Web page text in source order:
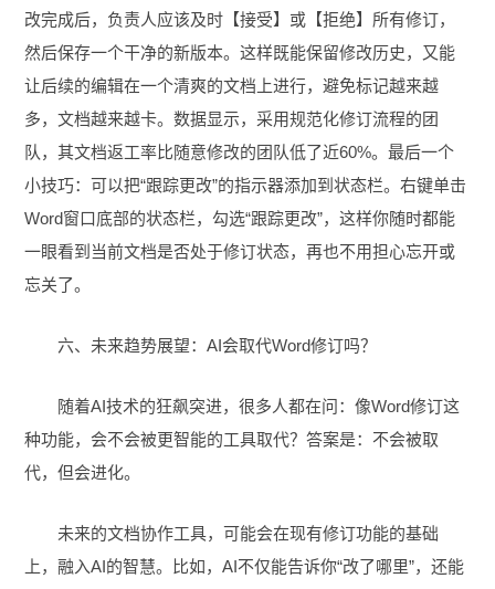
改完成后，负责人应该及时【接受】或【拒绝】所有修订，
然后保存一个干净的新版本。这样既能保留修改历史，又能
让后续的编辑在一个清爽的文档上进行，避免标记越来越
多，文档越来越卡。数据显示，采用规范化修订流程的团
队，其文档返工率比随意修改的团队低了近60%。最后一个
小技巧：可以把“跟踪更改”的指示器添加到状态栏。右键单击
Word窗口底部的状态栏，勾选“跟踪更改”，这样你随时都能
一眼看到当前文档是否处于修订状态，再也不用担心忘开或
忘关了。
六、未来趋势展望：AI会取代Word修订吗？
随着AI技术的狂飙突进，很多人都在问：像Word修订这
种功能，会不会被更智能的工具取代？答案是：不会被取
代，但会进化。
未来的文档协作工具，可能会在现有修订功能的基础
上，融入AI的智慧。比如，AI不仅能告诉你“改了哪里”，还能